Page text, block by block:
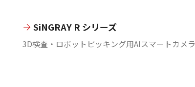
SiNGRAY R シリーズ
3D検査・ロボットピッキング用AIスマートカメラ